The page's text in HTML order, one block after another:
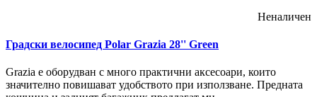
Неналичен
Градски велосипед Polar Grazia 28'' Green
Grazia е оборудван с много практични аксесоари, които
значително повишават удобството при използване. Предната